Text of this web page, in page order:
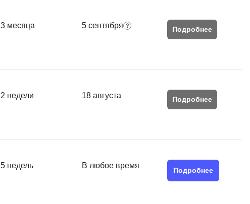
3 месяца 5 сентября Подробнее
2 недели 18 августа Подробнее
5 недель В любое время
Подробнее